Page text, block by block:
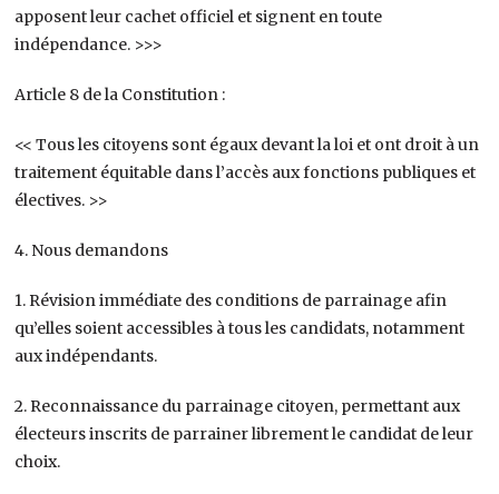
apposent leur cachet officiel et signent en toute
indépendance. >>>
Article 8 de la Constitution :
<< Tous les citoyens sont égaux devant la loi et ont droit à un
traitement équitable dans l’accès aux fonctions publiques et
électives. >>
4. Nous demandons
1. Révision immédiate des conditions de parrainage afin
qu’elles soient accessibles à tous les candidats, notamment
aux indépendants.
2. Reconnaissance du parrainage citoyen, permettant aux
électeurs inscrits de parrainer librement le candidat de leur
choix.